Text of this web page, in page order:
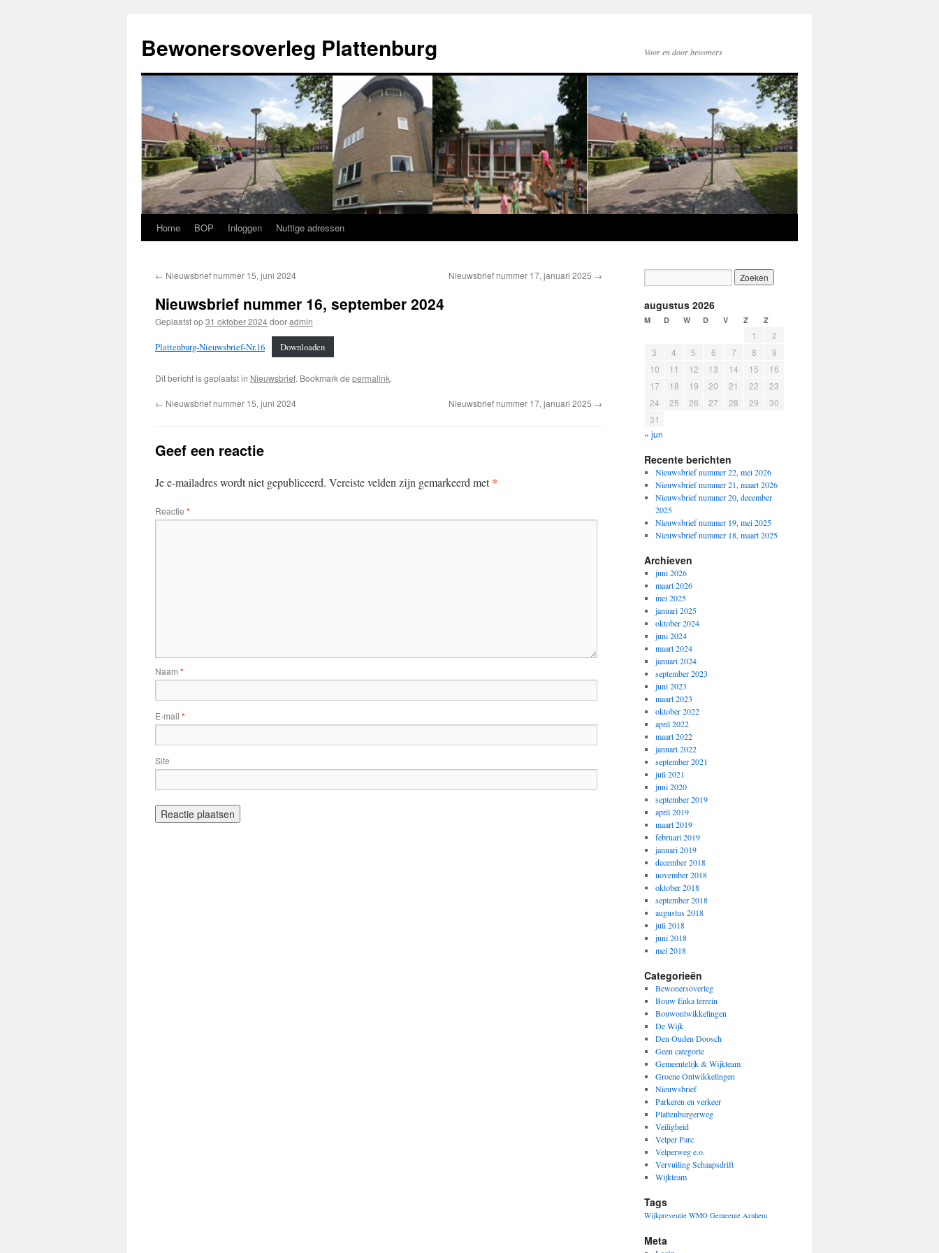
de
inhoud
Bewonersoverleg Plattenburg Voor en door bewoners
Home BOP Inloggen Nuttige adressen
← Nieuwsbrief nummer 15, juni 2024 Nieuwsbrief nummer 17, januari 2025 →
Nieuwsbrief nummer 16, september 2024
Geplaatst op31 oktober 2024dooradmin
Plattenburg-Nieuwsbrief-Nr.16 Downloaden
Dit bericht is geplaatst in Nieuwsbrief. Bookmark de permalink.
← Nieuwsbrief nummer 15, juni 2024 Nieuwsbrief nummer 17, januari 2025 →
Geef een reactie
Je e-mailadres wordt niet gepubliceerd. Vereiste velden zijn gemarkeerd met*
Reactie *
Naam *
E-mail *
Site
augustus 2026
M D W D V Z Z
1
2
3
4 5 6 7 8
9
10
11 12 13 14 15
16
17
18 19 20 21 22
23
24
25 26 27 28 29
30
31
« jun
Recente berichten
Nieuwsbrief nummer 22, mei 2026
Nieuwsbrief nummer 21, maart 2026
Nieuwsbrief nummer 20, december
2025
Nieuwsbrief nummer 19, mei 2025
Nieuwsbrief nummer 18, maart 2025
Archieven
juni 2026
maart 2026
mei 2025
januari 2025
oktober 2024
juni 2024
maart 2024
januari 2024
september 2023
juni 2023
maart 2023
oktober 2022
april 2022
maart 2022
januari 2022
september 2021
juli 2021
juni 2020
september 2019
april 2019
maart 2019
februari 2019
januari 2019
december 2018
november 2018
oktober 2018
september 2018
augustus 2018
juli 2018
juni 2018
mei 2018
Categorieën
Bewonersoverleg
Bouw Enka terrein
Bouwontwikkelingen
De Wijk
Den Ouden Doosch
Geen categorie
Gemeentelijk & Wijkteam
Groene Ontwikkelingen
Nieuwsbrief
Parkeren en verkeer
Plattenburgerweg
Veiligheid
Velper Parc
Velperweg e.o.
Vervuiling Schaapsdrift
Wijkteam
Tags
Wijkpreventie WMO Gemeente Arnhem
Meta